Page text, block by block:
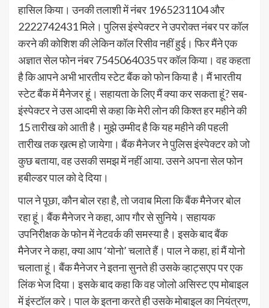
हासिल किया। उनकी तलाशी में नंबर 1965231104 और
2222742431 मिले। पुलिस इंस्पेक्टर ने उपरोक्त नंबर पर कॉल
करने की कोशिश की लेकिन कॉल रिसीव नहीं हुई। फिर मैंने एक
अज्ञात सेल फोन नंबर 7545064035 पर कॉल किया। वह कहता
है कि आपने अभी भारतीय स्टेट बैंक को फोन किया है। मैं भारतीय
स्टेट बैंक में मैनेजर हूं। सहायता के लिए मैं क्या कर सकता हूं? सब-
इंस्पेक्टर ने उस आदमी से कहा कि मेरी लोन की किश्त हर महीने की
15 तारीख को आती है। मुझे उम्मीद है कि यह महीने की पहली
तारीख तक ख़त्म हो जायेगा। बैंक मैनेजर ने पुलिस इंस्पेक्टर को जो
कुछ बताया, वह उसकी समझ में नहीं आया. उसने अपना सेल फोन
हबील्डर पाल को दे दिया।
पाल ने पूछा, कौन बोल रहा है, तो जवाब मिला कि बैंक मैनेजर बोल
रहा हूं। बैंक मैनेजर ने कहा, आप गौर से सुनिये। सहायक
उपनिरीक्षक के फोन में नेटवर्क की समस्या है। इसके बाद बैंक
मैनेजर ने कहा, क्या आप ‘योनो’ चलाते हैं। पाल ने कहा, हां मैं योनो
चलाता हूं। बैंक मैनेजर ने इतना सुनते ही उसके व्हाट्सएप पर एक
लिंक भेज दिया। इसके बाद कहा कि वह जोलो असिस्ट एप मोबाइल
में इंस्टॉल करे। पाल के इतना करते ही उसके मोबाइल का नियंत्रण,